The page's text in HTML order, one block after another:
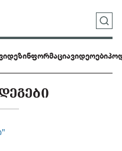
დეზინფორმაციავიდეოები